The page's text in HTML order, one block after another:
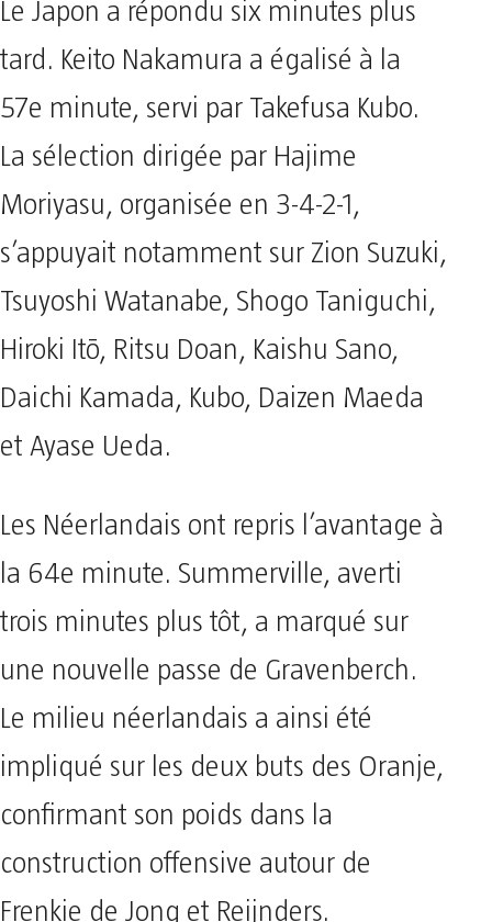
Le Japon a répondu six minutes plus
tard. Keito Nakamura a égalisé à la
57e minute, servi par Takefusa Kubo.
La sélection dirigée par Hajime
Moriyasu, organisée en 3-4-2-1,
s’appuyait notamment sur Zion Suzuki,
Tsuyoshi Watanabe, Shogo Taniguchi,
Hiroki Itō, Ritsu Doan, Kaishu Sano,
Daichi Kamada, Kubo, Daizen Maeda
et Ayase Ueda.
Les Néerlandais ont repris l’avantage à
la 64e minute. Summerville, averti
trois minutes plus tôt, a marqué sur
une nouvelle passe de Gravenberch.
Le milieu néerlandais a ainsi été
impliqué sur les deux buts des Oranje,
confirmant son poids dans la
construction offensive autour de
Frenkie de Jong et Reijnders.